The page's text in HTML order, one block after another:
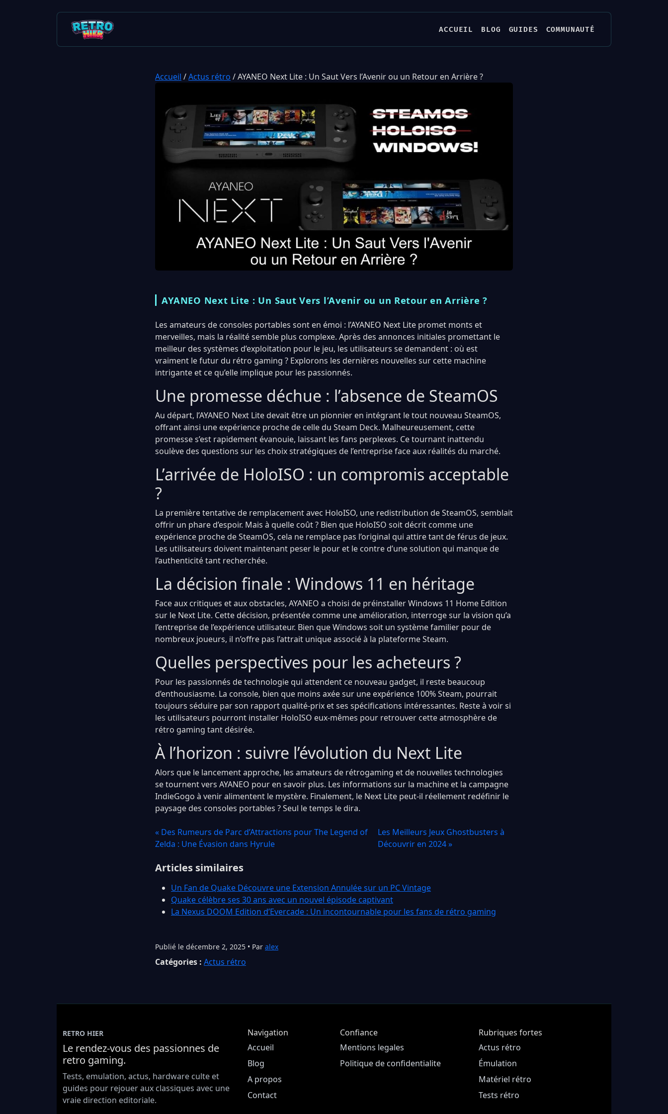
ACCUEIL BLOG GUIDES COMMUNAUTÉ
Accueil /Actus rétro /AYANEO Next Lite : Un Saut Vers l’Avenir ou un Retour en Arrière ?
AYANEO Next Lite : Un Saut Vers l’Avenir ou un Retour en Arrière ?
Les amateurs de consoles portables sont en émoi : l’AYANEO Next Lite promet monts et
merveilles, mais la réalité semble plus complexe. Après des annonces initiales promettant le
meilleur des systèmes d’exploitation pour le jeu, les utilisateurs se demandent : où est
vraiment le futur du rétro gaming ? Explorons les dernières nouvelles sur cette machine
intrigante et ce qu’elle implique pour les passionnés.
Une promesse déchue : l’absence de SteamOS
Au départ, l’AYANEO Next Lite devait être un pionnier en intégrant le tout nouveau SteamOS,
offrant ainsi une expérience proche de celle du Steam Deck. Malheureusement, cette
promesse s’est rapidement évanouie, laissant les fans perplexes. Ce tournant inattendu
soulève des questions sur les choix stratégiques de l’entreprise face aux réalités du marché.
L’arrivée de HoloISO : un compromis acceptable
?
La première tentative de remplacement avec HoloISO, une redistribution de SteamOS, semblait
offrir un phare d’espoir. Mais à quelle coût ? Bien que HoloISO soit décrit comme une
expérience proche de SteamOS, cela ne remplace pas l’original qui attire tant de férus de jeux.
Les utilisateurs doivent maintenant peser le pour et le contre d’une solution qui manque de
l’authenticité tant recherchée.
La décision finale : Windows 11 en héritage
Face aux critiques et aux obstacles, AYANEO a choisi de préinstaller Windows 11 Home Edition
sur le Next Lite. Cette décision, présentée comme une amélioration, interroge sur la vision qu’a
l’entreprise de l’expérience utilisateur. Bien que Windows soit un système familier pour de
nombreux joueurs, il n’offre pas l’attrait unique associé à la plateforme Steam.
Quelles perspectives pour les acheteurs ?
Pour les passionnés de technologie qui attendent ce nouveau gadget, il reste beaucoup
d’enthousiasme. La console, bien que moins axée sur une expérience 100% Steam, pourrait
toujours séduire par son rapport qualité-prix et ses spécifications intéressantes. Reste à voir si
les utilisateurs pourront installer HoloISO eux-mêmes pour retrouver cette atmosphère de
rétro gaming tant désirée.
À l’horizon : suivre l’évolution du Next Lite
Alors que le lancement approche, les amateurs de rétrogaming et de nouvelles technologies
se tournent vers AYANEO pour en savoir plus. Les informations sur la machine et la campagne
IndieGogo à venir alimentent le mystère. Finalement, le Next Lite peut-il réellement redéfinir le
paysage des consoles portables ? Seul le temps le dira.
« Des Rumeurs de Parc d’Attractions pour The Legend of
Zelda : Une Évasion dans Hyrule
Les Meilleurs Jeux Ghostbusters à
Découvrir en 2024 »
Articles similaires
Un Fan de Quake Découvre une Extension Annulée sur un PC Vintage
Quake célèbre ses 30 ans avec un nouvel épisode captivant
La Nexus DOOM Edition d’Evercade : Un incontournable pour les fans de rétro gaming
Publié le décembre 2, 2025 • Par alex
Catégories : Actus rétro
RETRO HIER
Le rendez-vous des passionnes de
retro gaming.
Tests, emulation, actus, hardware culte et
guides pour rejouer aux classiques avec une
vraie direction editoriale.
Navigation
Accueil
Blog
A propos
Contact
Confiance
Mentions legales
Politique de confidentialite
Rubriques fortes
Actus rétro
Émulation
Matériel rétro
Tests rétro